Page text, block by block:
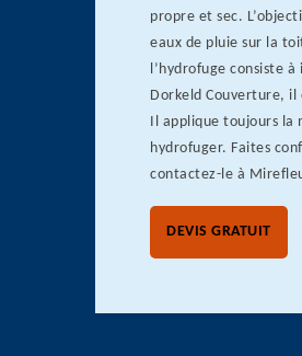
propre et sec.
eaux de pluie sur la
l’hydrofuge consiste
Dorkeld Couverture,
Il applique toujours la
hydrofuger. Faites
contactez-le à
DEVIS GRATUIT